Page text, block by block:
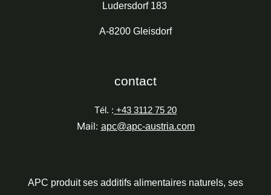
Ludersdorf 183
A-8200 Gleisdorf
contact
Tél. : +43 3112 75 20
Mail: apc@apc-austria.com
APC produit ses additifs alimentaires naturels, ses